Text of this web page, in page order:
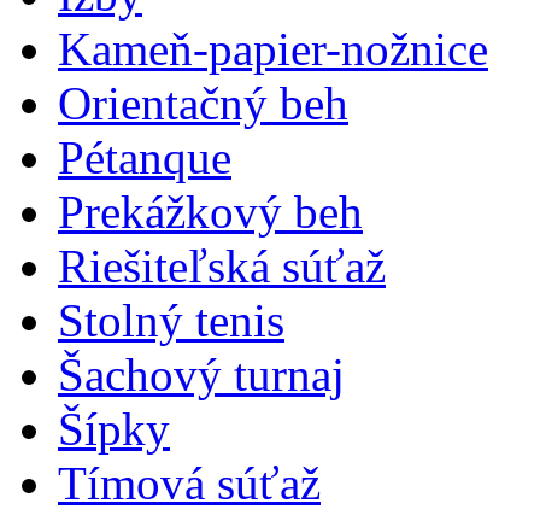
Kameň-papier-nožnice
Orientačný beh
Pétanque
Prekážkový beh
Riešiteľská súťaž
Stolný tenis
Šachový turnaj
Šípky
Tímová súťaž